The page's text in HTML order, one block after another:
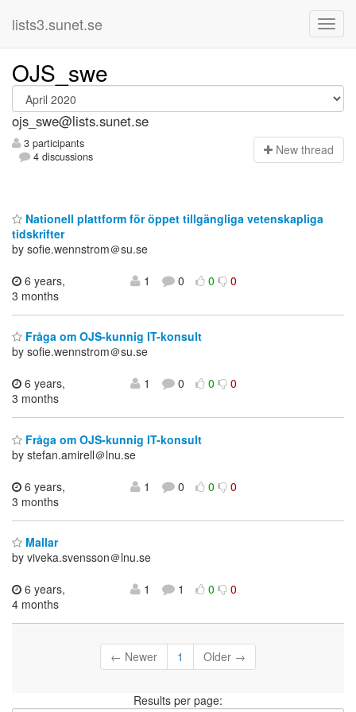
lists3.sunet.se
OJS_swe
ojs_swe@lists.sunet.se
3 participants
4 discussions
New thread
Nationell plattform för öppet tillgängliga vetenskapliga
tidskrifter
by sofie.wennstrom＠su.se
6 years,
3 months
1 0 0 0
Fråga om OJS-kunnig IT-konsult
by sofie.wennstrom＠su.se
6 years,
3 months
1 0 0 0
Fråga om OJS-kunnig IT-konsult
by stefan.amirell＠lnu.se
6 years,
3 months
1 0 0 0
Mallar
by viveka.svensson＠lnu.se
6 years,
4 months
1 1 0 0
← Newer 1 Older →
Results per page: